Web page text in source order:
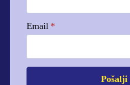
Email *
Pošalji